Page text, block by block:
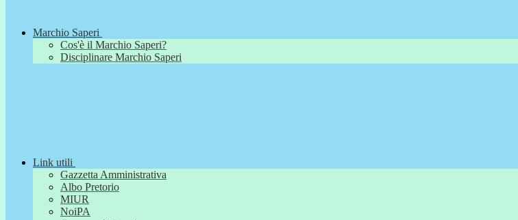
Marchio Saperi
Cos'è il Marchio Saperi?
Disciplinare Marchio Saperi
Link utili
Gazzetta Amministrativa
Albo Pretorio
MIUR
NoiPA